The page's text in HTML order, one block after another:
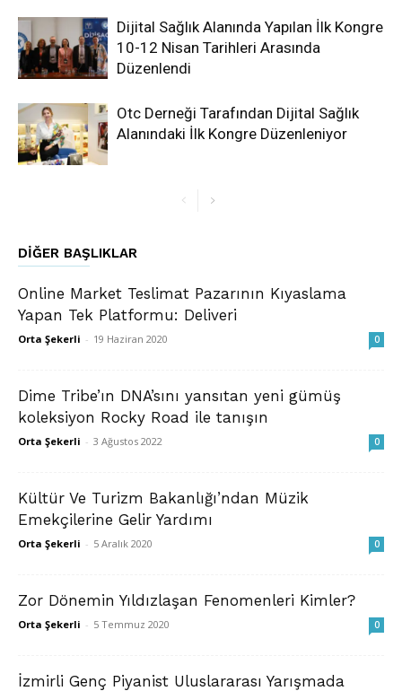
Dijital Sağlık Alanında Yapılan İlk Kongre
10-12 Nisan Tarihleri Arasında
Düzenlendi
Otc Derneği Tarafından Dijital Sağlık
Alanındaki İlk Kongre Düzenleniyor
DIĞER BAŞLIKLAR
Online Market Teslimat Pazarının Kıyaslama
Yapan Tek Platformu: Deliveri
Orta Şekerli - 19 Haziran 2020 0
Dime Tribe’ın DNA’sını yansıtan yeni gümüş
koleksiyon Rocky Road ile tanışın
Orta Şekerli - 3 Ağustos 2022 0
Kültür Ve Turizm Bakanlığı’ndan Müzik
Emekçilerine Gelir Yardımı
Orta Şekerli - 5 Aralık 2020 0
Zor Dönemin Yıldızlaşan Fenomenleri Kimler?
Orta Şekerli - 5 Temmuz 2020 0
İzmirli Genç Piyanist Uluslararası Yarışmada